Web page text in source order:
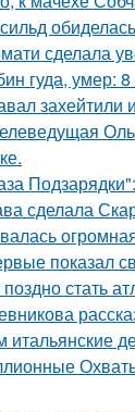
сделала
гуда, умер:
захейтили
сделала
показал
стать
итальянские